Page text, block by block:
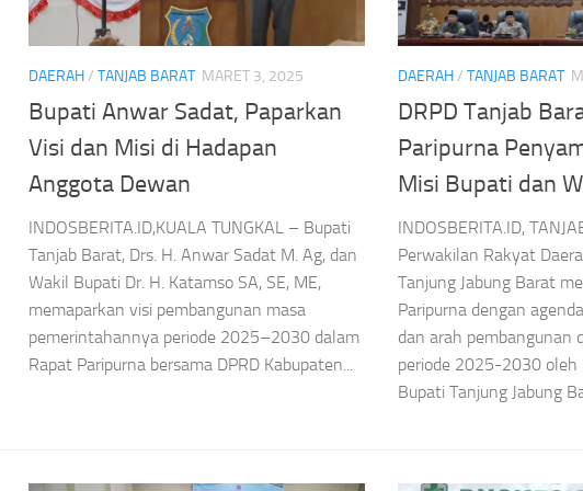
DAERAH/ TANJAB BARAT MARET 3, 2025
Bupati Anwar Sadat, Paparkan
Visi dan Misi di Hadapan
Anggota Dewan
INDOSBERITA.ID,KUALA TUNGKAL – Bupati
Tanjab Barat, Drs. H. Anwar Sadat M. Ag, dan
Wakil Bupati Dr. H. Katamso SA, SE, ME,
memaparkan visi pembangunan masa
pemerintahannya periode 2025–2030 dalam
Rapat Paripurna bersama DPRD Kabupaten...
DAERAH/ TANJAB BARAT
DRPD Tanjab
Paripurna
Misi Bupati dan
INDOSBERITA.ID,
Perwakilan Rakyat
Tanjung Jabung Barat
Paripurna dengan
dan arah pembangunan
periode 2025-2030 oleh
Bupati Tanjung Jabung
Kebakaran Surya
Kencana Padam,
Kemenhut Tutup
Gede
#Kementerian Lingkungan Hidup
Headline
Pengelolaan Sampah
Menteri LH Percepat
PSEL Makassar, TPA
Bakal Berubah Jadi
Fasilitas Modern
Asep Sanjaya Agustus 7, 2026